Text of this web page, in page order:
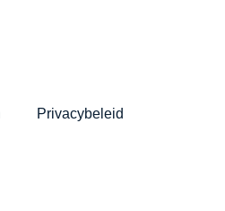
Privacybeleid